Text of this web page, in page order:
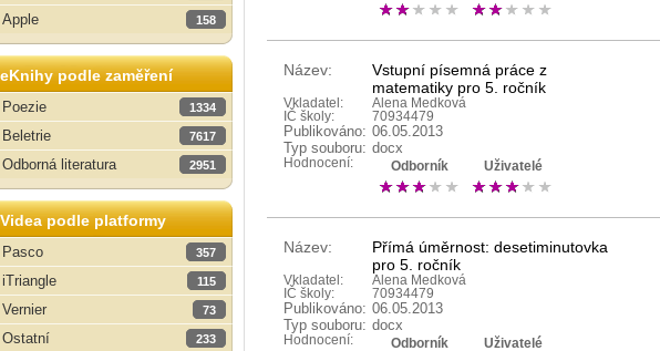
Apple 158
eKnihy podle zaměření
Poezie
1334
Beletrie 7617
Odborná literatura 2951
Videa podle platformy
Pasco
357
iTriangle 115
Vernier 73
Ostatní 233
Název:
Vstupní písemná práce z
matematiky pro 5. ročník
Vkladatel:
Alena Medková
IČ školy:
70934479
Publikováno: 06.05.2013
Typ souboru: docx
Hodnocení: Odborník Uživatelé
Název:
Přímá úměrnost: desetiminutovka
pro 5. ročník
Vkladatel:
Alena Medková
IČ školy:
70934479
Publikováno: 06.05.2013
Typ souboru: docx
Hodnocení: Odborník Uživatelé